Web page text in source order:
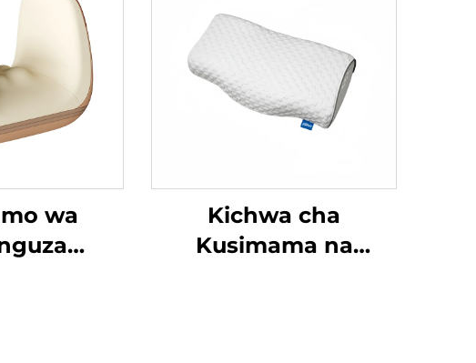
wa
Kichwa cha
Kusimama na